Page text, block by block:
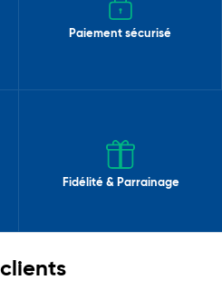
Paiement sécurisé
Fidélité & Parrainage